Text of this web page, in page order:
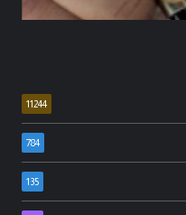
11244
784
135